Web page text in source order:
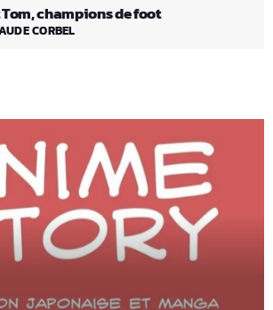
champions de foot
CORBEL